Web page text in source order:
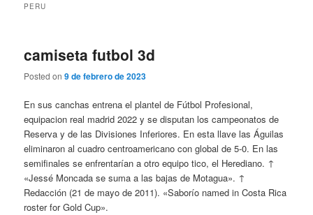
PERU
camiseta futbol 3d
Posted on9 de febrero de 2023
En sus canchas entrena el plantel de Fútbol Profesional,
equipacion real madrid 2022 y se disputan los campeonatos de
Reserva y de las Divisiones Inferiores. En esta llave las Águilas
eliminaron al cuadro centroamericano con global de 5-0. En las
semifinales se enfrentarían a otro equipo tico, el Herediano. ↑
«Jessé Moncada se suma a las bajas de Motagua». ↑
Redacción (21 de mayo de 2011). «Saborío named in Costa Rica
roster for Gold Cup».